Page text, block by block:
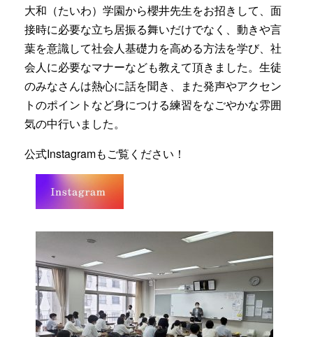
大和（たいわ）学園から櫻井先生をお招きして、面
接時に必要な立ち居振る舞いだけでなく、動きや言
葉を意識して社会人基礎力を高める方法を学び、社
会人に必要なマナーなども教えて頂きました。生徒
のみなさんは熱心に話を聞き、また発声やアクセン
トのポイントなど身につける練習をなごやかな雰囲
気の中行いました。
公式Instagramもご覧ください！